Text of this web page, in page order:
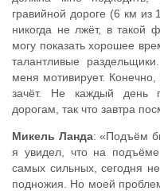
гравийной дороге (6 км из
никогда не лжёт, в такой
могу показать хорошее
талантливые
меня мотивирует.
зачёт. Не каждый день
дорогам, так что завтра
Микель Ланда: «Подъём
я увидел, что на
самых сильных, сегодня
подножия. Но моей